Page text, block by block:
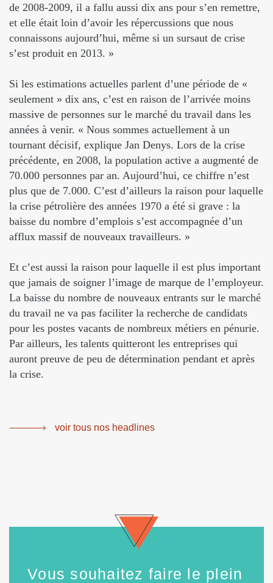
de 2008-2009, il a fallu aussi dix ans pour s’en remettre,
et elle était loin d’avoir les répercussions que nous
connaissons aujourd’hui, même si un sursaut de crise
s’est produit en 2013. »
Si les estimations actuelles parlent d’une période de «
seulement » dix ans, c’est en raison de l’arrivée moins
massive de personnes sur le marché du travail dans les
années à venir. « Nous sommes actuellement à un
tournant décisif, explique Jan Denys. Lors de la crise
précédente, en 2008, la population active a augmenté de
70.000 personnes par an. Aujourd’hui, ce chiffre n’est
plus que de 7.000. C’est d’ailleurs la raison pour laquelle
la crise pétrolière des années 1970 a été si grave : la
baisse du nombre d’emplois s’est accompagnée d’un
afflux massif de nouveaux travailleurs. »
Et c’est aussi la raison pour laquelle il est plus important
que jamais de soigner l’image de marque de l’employeur.
La baisse du nombre de nouveaux entrants sur le marché
du travail ne va pas faciliter la recherche de candidats
pour les postes vacants de nombreux métiers en pénurie.
Par ailleurs, les talents quitteront les entreprises qui
auront preuve de peu de détermination pendant et après
la crise.
voir tous nos headlines
Vous souhaitez faire le plein